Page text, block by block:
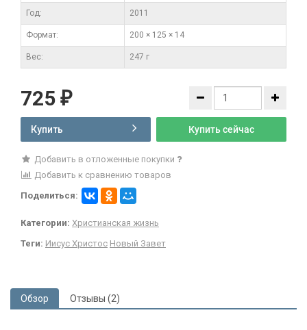
Год: 2011
Формат: 200 × 125 × 14
Вес: 247 г
725 ₽
Купить Купить сейчас
Добавить в отложенные покупки
Добавить к сравнению товаров
Поделиться:
Категории: Христианская жизнь
Теги: Иисус Христос Новый Завет
Обзор Отзывы (2)